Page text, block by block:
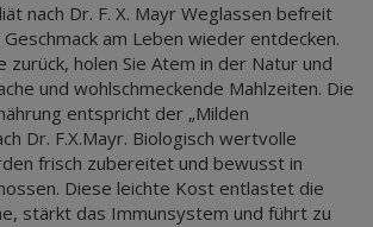
nach Dr. F. X. Mayr Weglassen befreit
am Leben wieder entdecken.
zurück, holen Sie Atem in der Natur und
und wohlschmeckende Mahlzeiten. Die
entspricht der „Milden
Dr. F.X.Mayr. Biologisch wertvolle
frisch zubereitet und bewusst in
Diese leichte Kost entlastet die
stärkt das Immunsystem und führt zu